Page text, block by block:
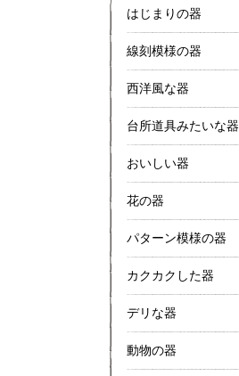
はじまりの器
線刻模様の器
西洋風な器
台所道具みたいな器
おいしい器
花の器
パターン模様の器
カクカクした器
デリな器
動物の器